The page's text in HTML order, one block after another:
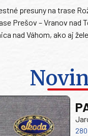
presuny na trase
Prešov – Vranov
nad Váhom, ako aj